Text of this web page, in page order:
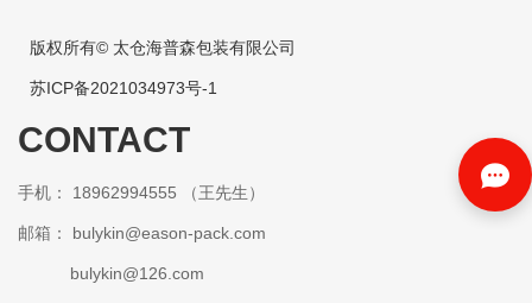
版权所有© 太仓海普森包装有限公司
苏ICP备2021034973号-1
CONTACT
手机： 18962994555 （王先生）
邮箱： bulykin@eason-pack.com
bulykin@126.com